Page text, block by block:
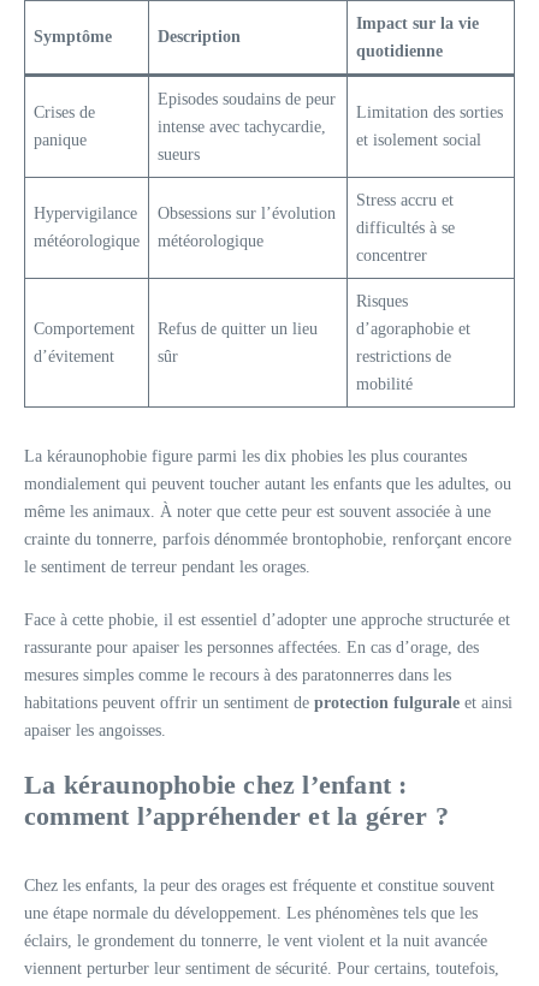
Symptôme Description
Impact sur la vie
quotidienne
Crises de
panique
Episodes soudains de peur
intense avec tachycardie,
sueurs
Limitation des sorties
et isolement social
Hypervigilance
météorologique
Obsessions sur l’évolution
météorologique
Stress accru et
difficultés à se
concentrer
Comportement
d’évitement
Refus de quitter un lieu
sûr
Risques
d’agoraphobie et
restrictions de
mobilité
La kéraunophobie figure parmi les dix phobies les plus courantes
mondialement qui peuvent toucher autant les enfants que les adultes, ou
même les animaux. À noter que cette peur est souvent associée à une
crainte du tonnerre, parfois dénommée brontophobie, renforçant encore
le sentiment de terreur pendant les orages.
Face à cette phobie, il est essentiel d’adopter une approche structurée et
rassurante pour apaiser les personnes affectées. En cas d’orage, des
mesures simples comme le recours à des paratonnerres dans les
habitations peuvent offrir un sentiment de protection fulgurale et ainsi
apaiser les angoisses.
La kéraunophobie chez l’enfant :
comment l’appréhender et la gérer ?
Chez les enfants, la peur des orages est fréquente et constitue souvent
une étape normale du développement. Les phénomènes tels que les
éclairs, le grondement du tonnerre, le vent violent et la nuit avancée
viennent perturber leur sentiment de sécurité. Pour certains, toutefois,